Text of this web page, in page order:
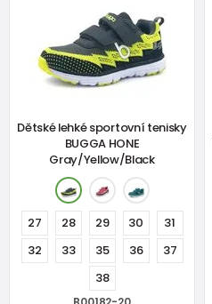
Dětské lehké sportovní tenisky
BUGGA HONE
Gray/Yellow/Black
27 28 29 30
31
32
33 35 36
37
38